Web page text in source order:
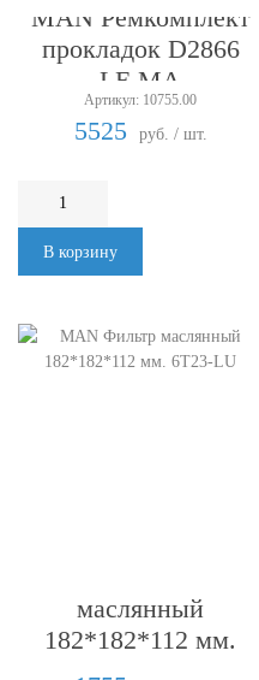
MAN Ремкомплект
прокладок D2866
LE.MA
Артикул: 10755.00
5525 руб. / шт.
В корзину
маслянный
182*182*112 мм.
6T23-LU